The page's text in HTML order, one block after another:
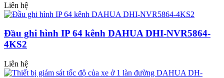
Liên hệ
Đầu ghi hình IP 64 kênh DAHUA DHI-NVR5864-
4KS2
Liên hệ